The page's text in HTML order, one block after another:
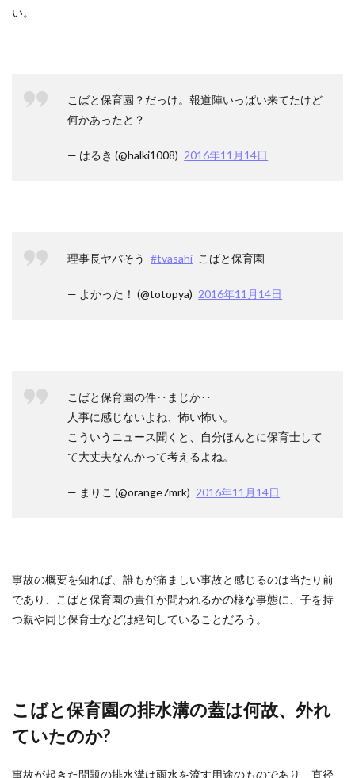
い。
こばと保育園？だっけ。報道陣いっぱい来てたけど
何かあったと？
— はるき (@halki1008) 2016年11月14日
理事長ヤバそう #tvasahi こばと保育園
— よかった！ (@totopya) 2016年11月14日
こばと保育園の件‥まじか‥
人事に感じないよね、怖い怖い。
こういうニュース聞くと、自分ほんとに保育士して
て大丈夫なんかって考えるよね。
— まりこ (@orange7mrk) 2016年11月14日
事故の概要を知れば、誰もが痛ましい事故と感じるのは当たり前
であり、こばと保育園の責任が問われるかの様な事態に、子を持
つ親や同じ保育士などは絶句していることだろう。
こばと保育園の排水溝の蓋は何故、外れ
ていたのか?
事故が起きた問題の排水溝は雨水を流す用途のものであり、直径